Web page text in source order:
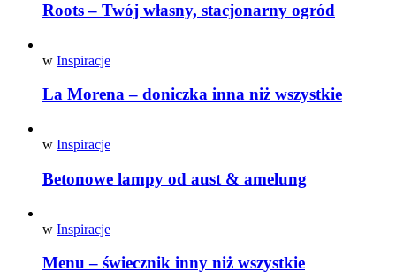
Roots – Twój własny, stacjonarny ogród
w Inspiracje
La Morena – doniczka inna niż wszystkie
w Inspiracje
Betonowe lampy od aust & amelung
w Inspiracje
Menu – świecznik inny niż wszystkie